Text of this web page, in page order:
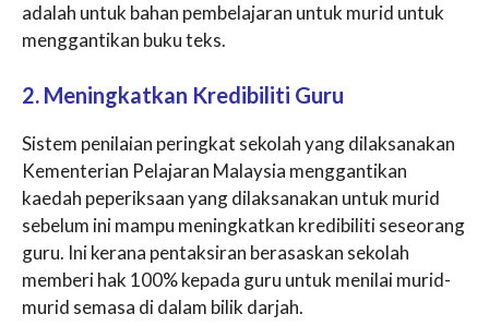
adalah untuk bahan pembelajaran untuk murid untuk
menggantikan buku teks.
2. Meningkatkan Kredibiliti Guru
Sistem penilaian peringkat sekolah yang dilaksanakan
Kementerian Pelajaran Malaysia menggantikan
kaedah peperiksaan yang dilaksanakan untuk murid
sebelum ini mampu meningkatkan kredibiliti seseorang
guru. Ini kerana pentaksiran berasaskan sekolah
memberi hak 100% kepada guru untuk menilai murid-
murid semasa di dalam bilik darjah.